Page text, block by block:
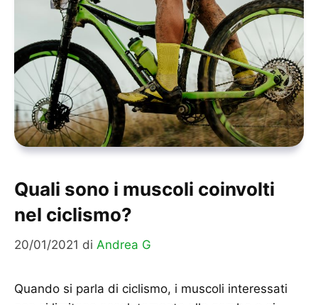
Quali sono i muscoli coinvolti
nel ciclismo?
20/01/2021 di Andrea G
Quando si parla di ciclismo, i muscoli interessati